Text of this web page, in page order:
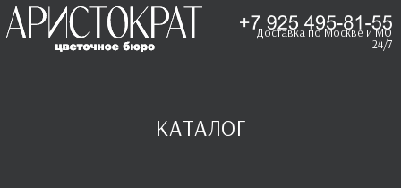
Доставка по Москве и МО
24/7
КАТАЛОГ